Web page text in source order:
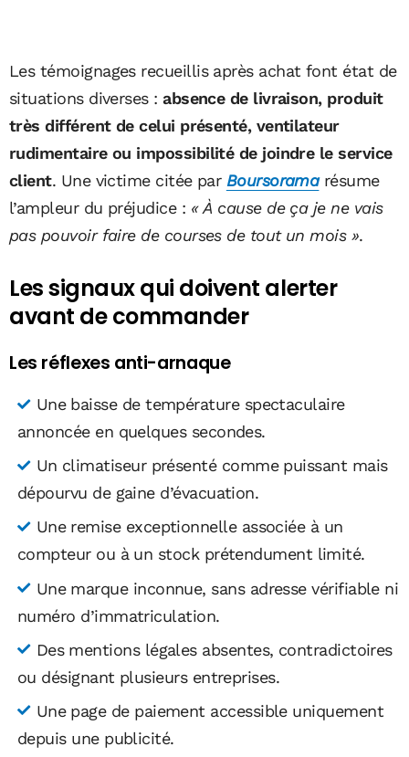
Les témoignages recueillis après achat font état de
situations diverses :absence de livraison, produit
très différent de celui présenté, ventilateur
rudimentaire ou impossibilité de joindre le service
client. Une victime citée par Boursoramarésume
l’ampleur du préjudice : « À cause de ça je ne vais
pas pouvoir faire de courses de tout un mois ».
Les signaux qui doivent alerter
avant de commander
Les réflexes anti-arnaque
Une baisse de température spectaculaire
annoncée en quelques secondes.
Un climatiseur présenté comme puissant mais
dépourvu de gaine d’évacuation.
Une remise exceptionnelle associée à un
compteur ou à un stock prétendument limité.
Une marque inconnue, sans adresse vérifiable ni
numéro d’immatriculation.
Des mentions légales absentes, contradictoires
ou désignant plusieurs entreprises.
Une page de paiement accessible uniquement
depuis une publicité.